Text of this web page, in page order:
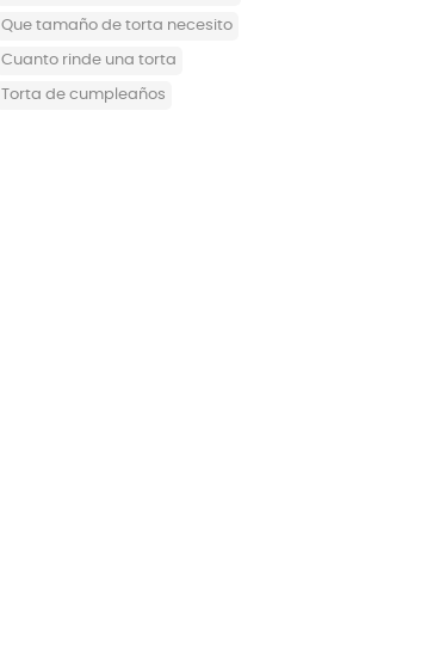
que tamaño de torta necesito
cuanto rinde una torta
torta de cumpleaños